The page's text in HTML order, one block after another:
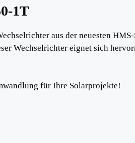
1T
aus der neuesten
Wechselrichter eignet sich
für Ihre Solarprojekte!